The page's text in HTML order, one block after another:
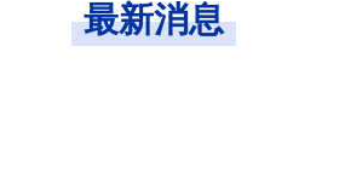
東京科學大學(Institute of
Science Tokyo)
Director最新消息